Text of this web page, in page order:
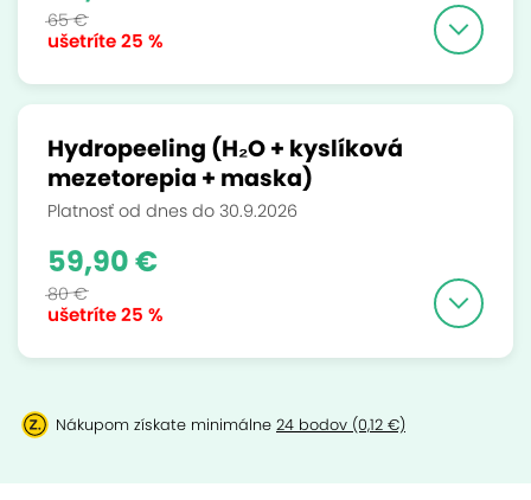
ušetríte25 %
65 €
Hydropeeling (H₂O + kyslíková
mezetorepia + maska)
Platnosť od dnes do 30.9.2026
ušetríte25 %
59,90 €
80 €
Nákupom získate minimálne 24 bodov (0,12 €)